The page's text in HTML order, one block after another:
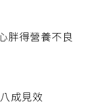
胖得營養不良
成見效